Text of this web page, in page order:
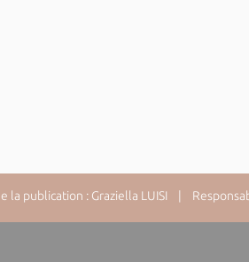
publication : Graziella LUISI |